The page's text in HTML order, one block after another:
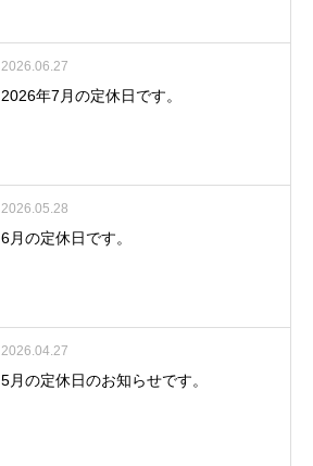
2026.06.27
2026年7月の定休日です。
2026.05.28
6月の定休日です。
2026.04.27
5月の定休日のお知らせです。